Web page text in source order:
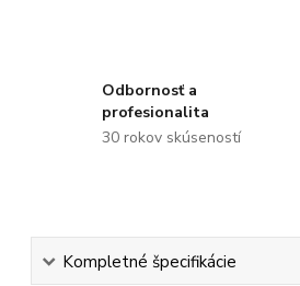
Odbornosť a
profesionalita
30 rokov skúseností
Kompletné špecifikácie